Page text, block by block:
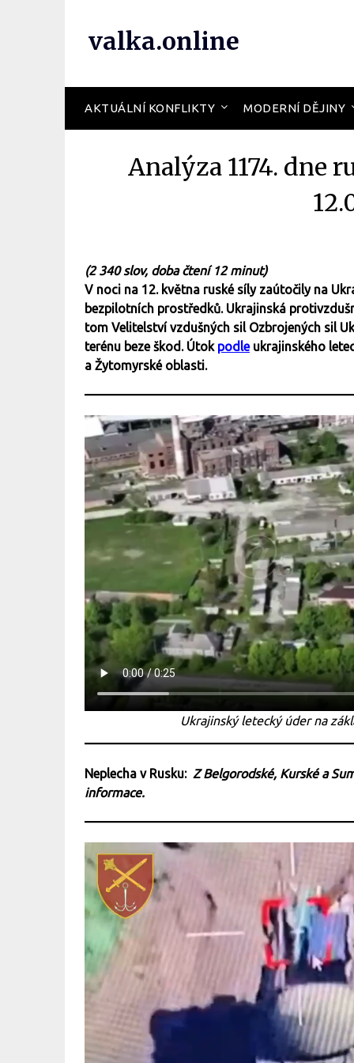
valka.online
AKTUÁLNÍ KONFLIKTY MODERNÍ DĚJINY
Analýza 1174. dne
(2 340 slov, doba čtení 12 minut)
V noci na 12. května ruské síly zaútočily na
bezpilotních prostředků. Ukrajinská
tom Velitelství vzdušných sil Ozbrojených sil
terénu beze škod. Útok podleukrajinského
a Žytomyrské oblasti.
Ukrajinský letecký úder na
Neplecha v Rusku: Z Belgorodské, Kurské a
informace.